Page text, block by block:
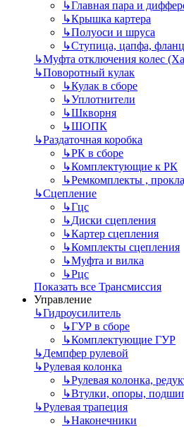
↳Главная пара и
↳Крышка картера
↳Полуоси и шруса
↳Ступица, цапфа,
↳Муфта отключения колес
↳Поворотный кулак
↳Кулак в сборе
↳Уплотнители
↳Шкворня
↳ШОПК
↳Раздаточная коробка
↳РК в сборе
↳Комплектующие к РК
↳Ремкомплекты ,
↳Сцепление
↳Гцс
↳Диски сцепления
↳Картер сцепления
↳Комплекты сцепления
↳Муфта и вилка
↳Рцс
Показать все Трансмиссия
Управление
↳Гидроусилитель
↳ГУР в сборе
↳Комплектующие ГУР
↳Демпфер рулевой
↳Рулевая колонка
↳Рулевая колонка,
↳Втулки, опоры,
↳Рулевая трапеция
↳Наконечники